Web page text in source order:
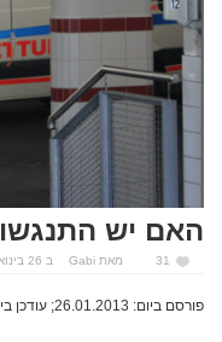
האם יש
מאת Gabi ב 26 בינואר 2013 31
פורסם ביום: 26.01.2013; עודכן ביום: 12.05.2026